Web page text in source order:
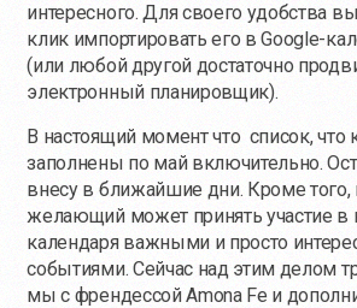
интересного. Для своего удобства
клик импортировать его в Google-
(или любой другой достаточно
электронный планировщик).
В настоящий момент что список, что
заполнены по май включительно.
внесу в ближайшие дни. Кроме
желающий может принять участие в
календаря важными и просто
событиями. Сейчас над этим делом
мы с френдессой Amona Fe и